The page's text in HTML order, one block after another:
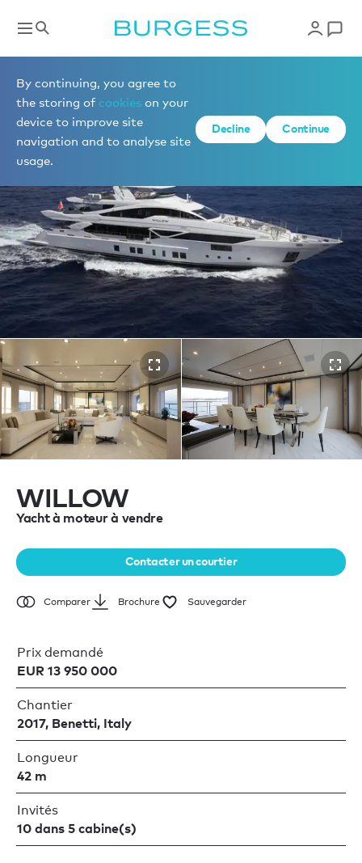
By continuing, you agree to
the storing of cookies on your
device to improve site
navigation and to analyse site
usage.
Decline Continue
Yachts à la vente
1 de 18 photos
WILLOW
Yacht à moteur à vendre
Contacter un courtier
Comparer Brochure Sauvegarder
Prix demandé
EUR 13 950 000
Chantier
2017, Benetti, Italy
Longueur
42 m
Invités
10 dans 5 cabine(s)